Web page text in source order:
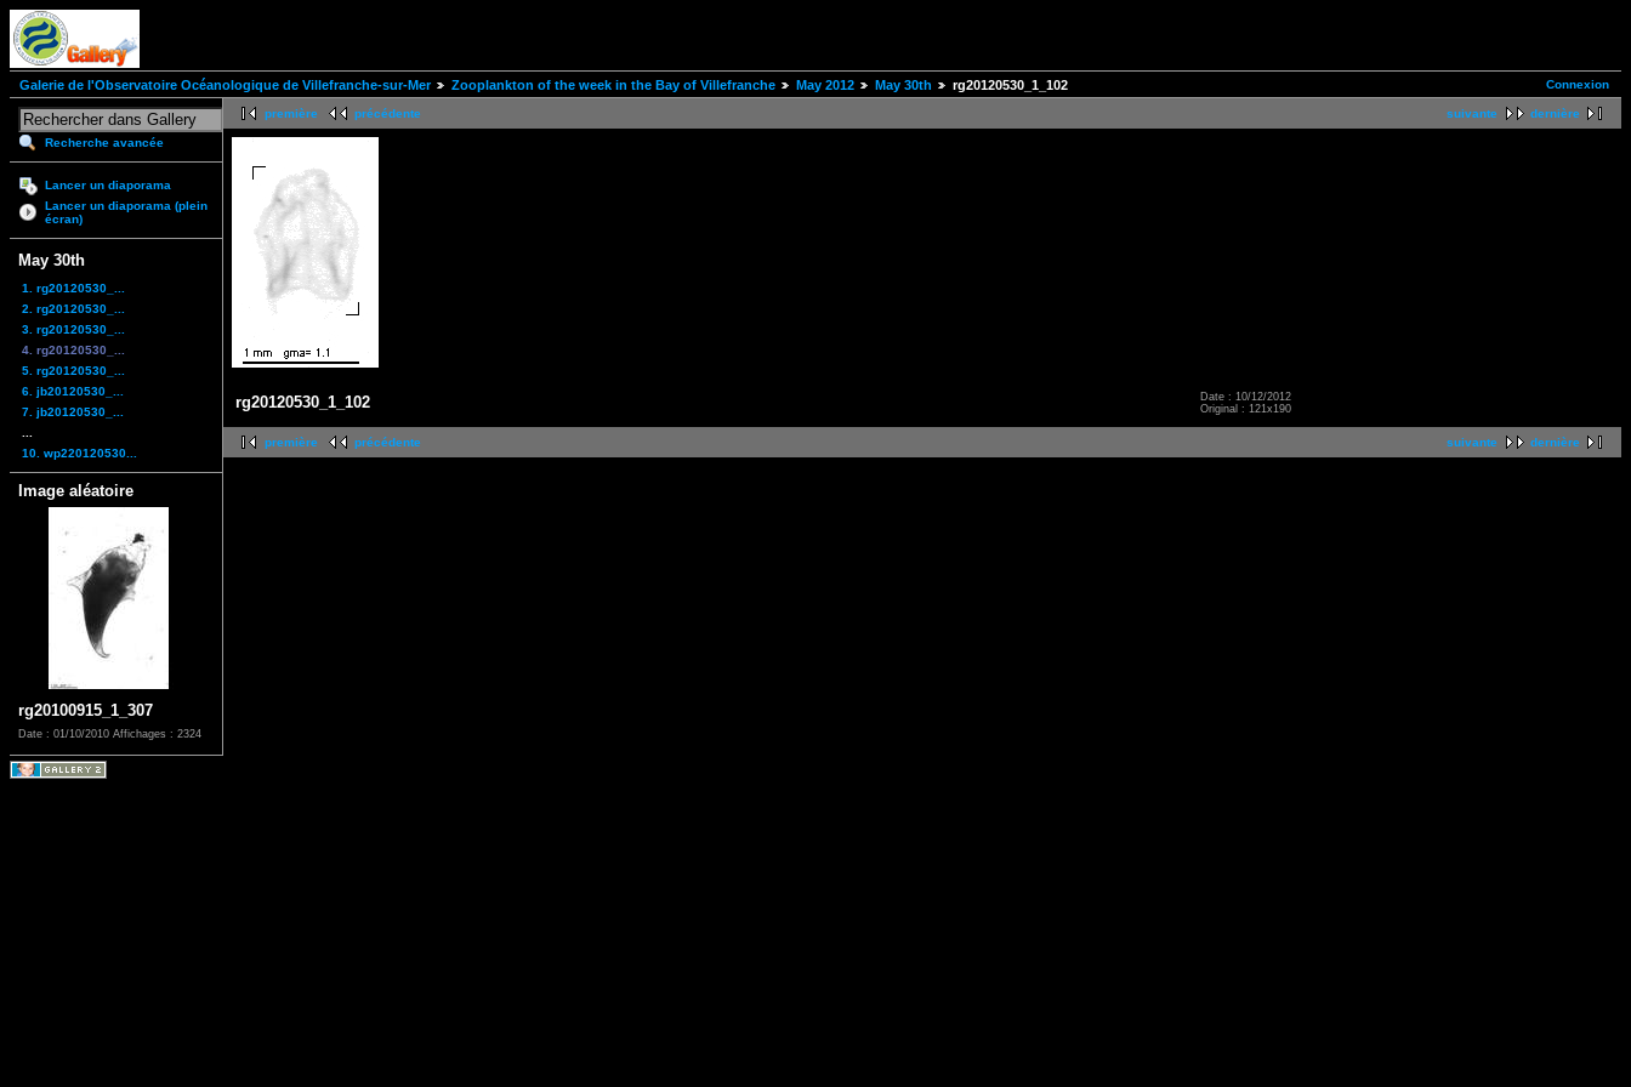
Connexion
Galerie de l'Observatoire Océanologique de Villefranche-sur-Mer Zooplankton of the week in the Bay of Villefranche May 2012 May 30th rg20120530_1_102
Recherche avancée
Lancer un diaporama
Lancer un diaporama (plein
écran)
May 30th
1. rg20120530_...
2. rg20120530_...
3. rg20120530_...
4. rg20120530_...
5. rg20120530_...
6. jb20120530_...
7. jb20120530_...
10. wp220120530...
Image aléatoire
rg20100915_1_307
Date : 01/10/2010 Affichages : 2324
suivante dernière
première précédente
rg20120530_1_102
Date : 10/12/2012
Original : 121x190
suivante dernière
première précédente